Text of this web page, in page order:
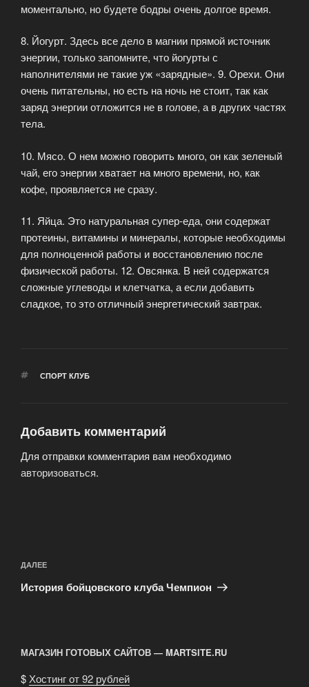
моментально, но будете бодры очень долгое время.
8. Йогурт. Здесь все дело в магнии прямой источник
энергии, только запомните, что йогурты с
наполнителями не такие уж «зарядные». 9. Орехи. Они
очень питательны, но есть на ночь не стоит, так как
заряд энергии отложится не в голове, а в других частях
тела.
10. Мясо. О нем можно говорить много, он как зеленый
чай, его энергии хватает на много времени, но, как
кофе, проявляется не сразу.
11. Яйца. Это натуральная супер-еда, они содержат
протеины, витамины и минералы, которые необходимы
для полноценной работы и восстановлению после
физической работы. 12. Овсянка. В ней содержатся
сложные углеводы и клетчатка, а если добавить
сладкое, то это отличный энергетический завтрак.
МЕТКИ
СПОРТ КЛУБ
Добавить комментарий
Для отправки комментария вам необходимо
авторизоваться.
по
записям
Следующая
запись
ДАЛЕЕ
История бойцовского клуба Чемпион
МАГАЗИН ГОТОВЫХ САЙТОВ — MARTSITE.RU
$Хостинг от 92 рублей